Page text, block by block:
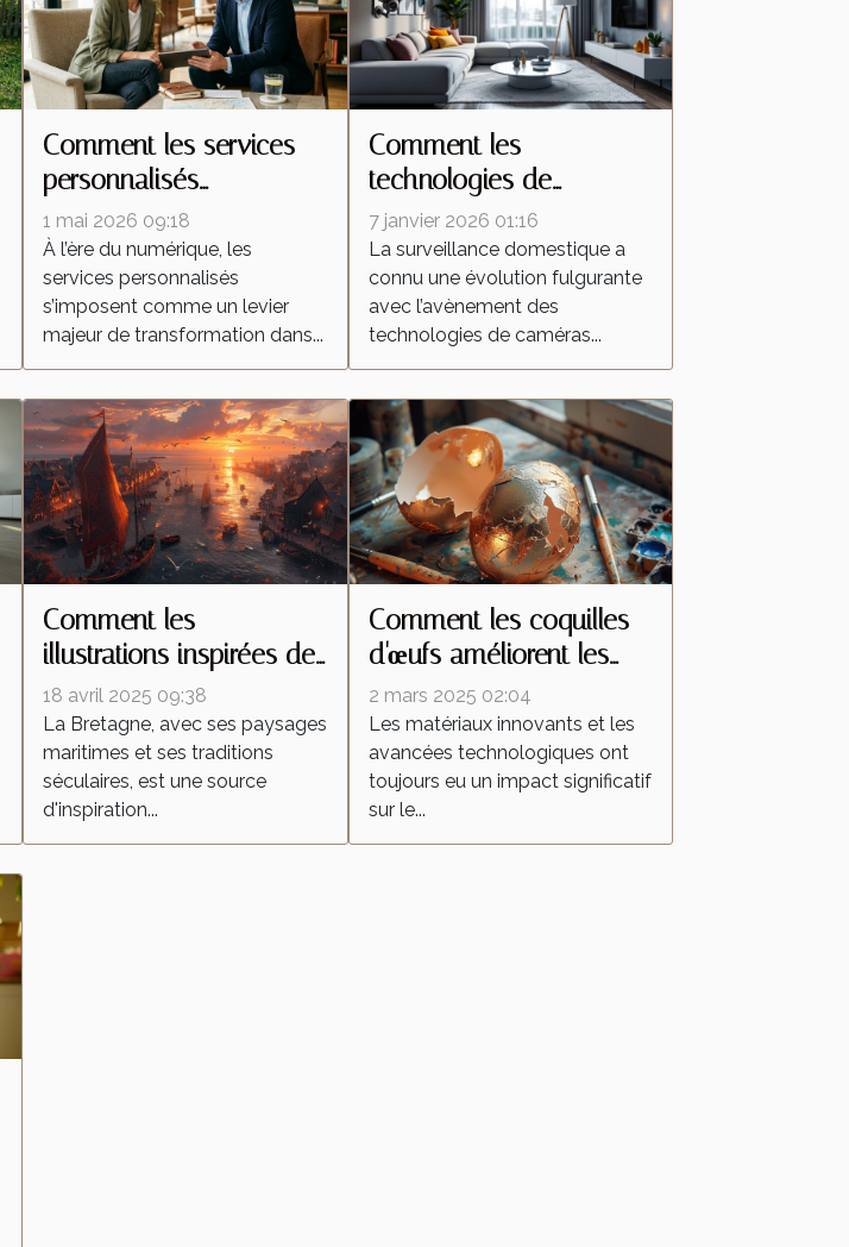
Comment les services
personnalisés
redéfinissent les attentes
dans l'industrie
1 mai 2026 09:18
À l’ère du numérique, les
services personnalisés
s’imposent comme un levier
majeur de transformation dans...
Comment les
technologies de
caméras espion
transforment la
surveillance domestique
?
7 janvier 2026 01:16
La surveillance domestique a
connu une évolution fulgurante
avec l’avènement des
technologies de caméras...
Comment les
illustrations inspirées de
la Bretagne célèbrent la
culture régionale
18 avril 2025 09:38
La Bretagne, avec ses paysages
maritimes et ses traditions
séculaires, est une source
d'inspiration...
Comment les coquilles
d'œufs améliorent les
peintures réfléchissantes
2 mars 2025 02:04
Les matériaux innovants et les
avancées technologiques ont
toujours eu un impact significatif
sur le...